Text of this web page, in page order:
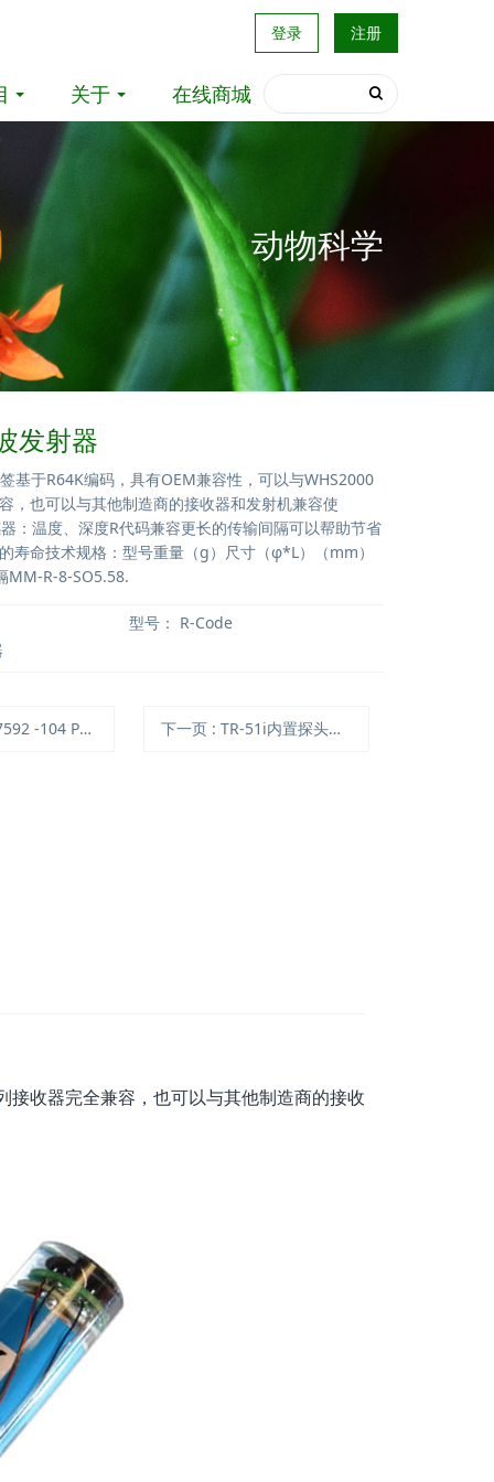
登录 注册
关于 在线商城
动物科学
发射器
于R64K编码，具有OEM兼容性，可以与WHS2000
，也可以与其他制造商的接收器和发射机兼容使
温度、深度R代码兼容更长的传输间隔可以帮助节省
寿命技术规格：型号重量（g）尺寸（φ*L）（mm）
MM-R-8-SO5.58.
型号： R-Code
聚四氟乙烯过滤介质 下一页 : TR-51i内置探头型温度记录仪
收器完全兼容，也可以与其他制造商的接收